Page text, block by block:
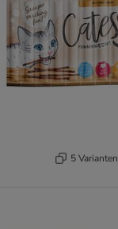
5 Varianten